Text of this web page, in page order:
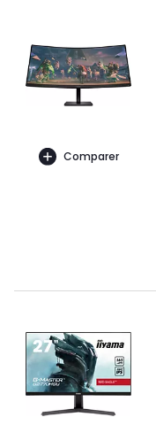
Comparer